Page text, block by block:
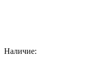
Наличие: